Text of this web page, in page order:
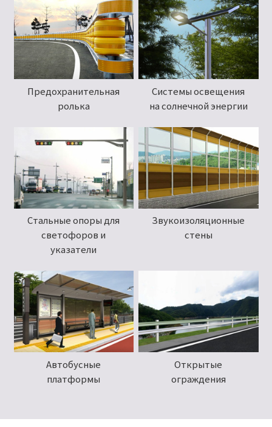
Предохранительная
ролька
Системы освещения
на солнечной энергии
Стальные опоры для
светофоров и
указатели
Звукоизоляционные
стены
Автобусные
платформы
Открытые
ограждения